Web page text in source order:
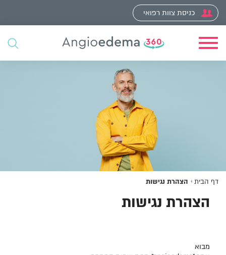
כניסת צוות רפואי
Toggle
navigation
דף הבית הצהרת נגישות
הצהרת נגישות
מבוא